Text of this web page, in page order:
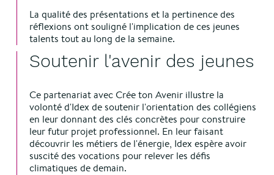
La qualité des présentations et la pertinence des
réflexions ont souligné l'implication de ces jeunes
talents tout au long de la semaine.
Soutenir l'avenir des jeunes
Ce partenariat avec Crée ton Avenir illustre la
volonté d'Idex de soutenir l'orientation des collégiens
en leur donnant des clés concrètes pour construire
leur futur projet professionnel. En leur faisant
découvrir les métiers de l'énergie, Idex espère avoir
suscité des vocations pour relever les défis
climatiques de demain.